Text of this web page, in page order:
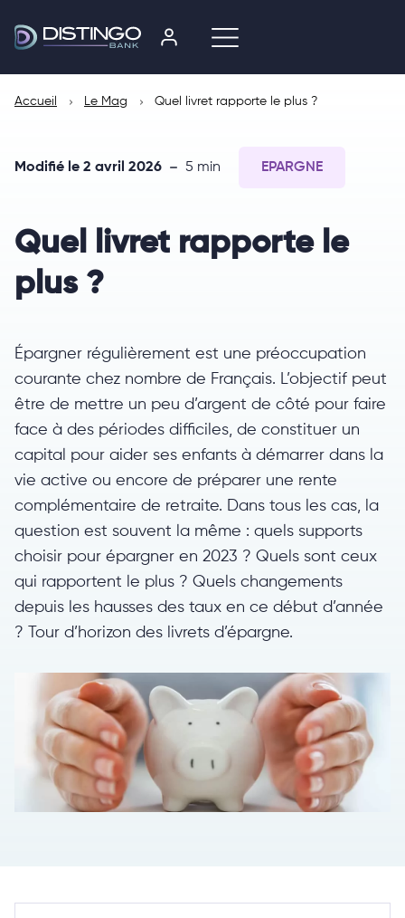
Accueil Le Mag Quel livret rapporte le plus ?
Modifié le 2 avril 2026 5 min EPARGNE
Quel livret rapporte le
plus ?
Épargner régulièrement est une préoccupation
courante chez nombre de Français. L’objectif peut
être de mettre un peu d’argent de côté pour faire
face à des périodes difficiles, de constituer un
capital pour aider ses enfants à démarrer dans la
vie active ou encore de préparer une rente
complémentaire de retraite. Dans tous les cas, la
question est souvent la même : quels supports
choisir pour épargner en 2023 ? Quels sont ceux
qui rapportent le plus ? Quels changements
depuis les hausses des taux en ce début d’année
? Tour d’horizon des livrets d’épargne.